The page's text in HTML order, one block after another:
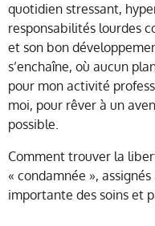
quotidien stressant,
responsabilités lourdes
et son bon
s’enchaîne, où aucun
pour mon activité
moi, pour rêver à un
possible.
Comment trouver la
« condamnée »,
importante des soins et